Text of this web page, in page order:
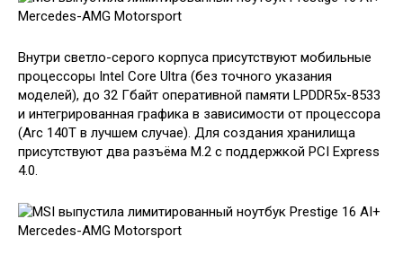
Внутри светло-серого корпуса присутствуют мобильные
процессоры Intel Core Ultra (без точного указания
моделей), до 32 Гбайт оперативной памяти LPDDR5x-8533
и интегрированная графика в зависимости от процессора
(Arc 140T в лучшем случае). Для создания хранилища
присутствуют два разъёма M.2 с поддержкой PCI Express
4.0.